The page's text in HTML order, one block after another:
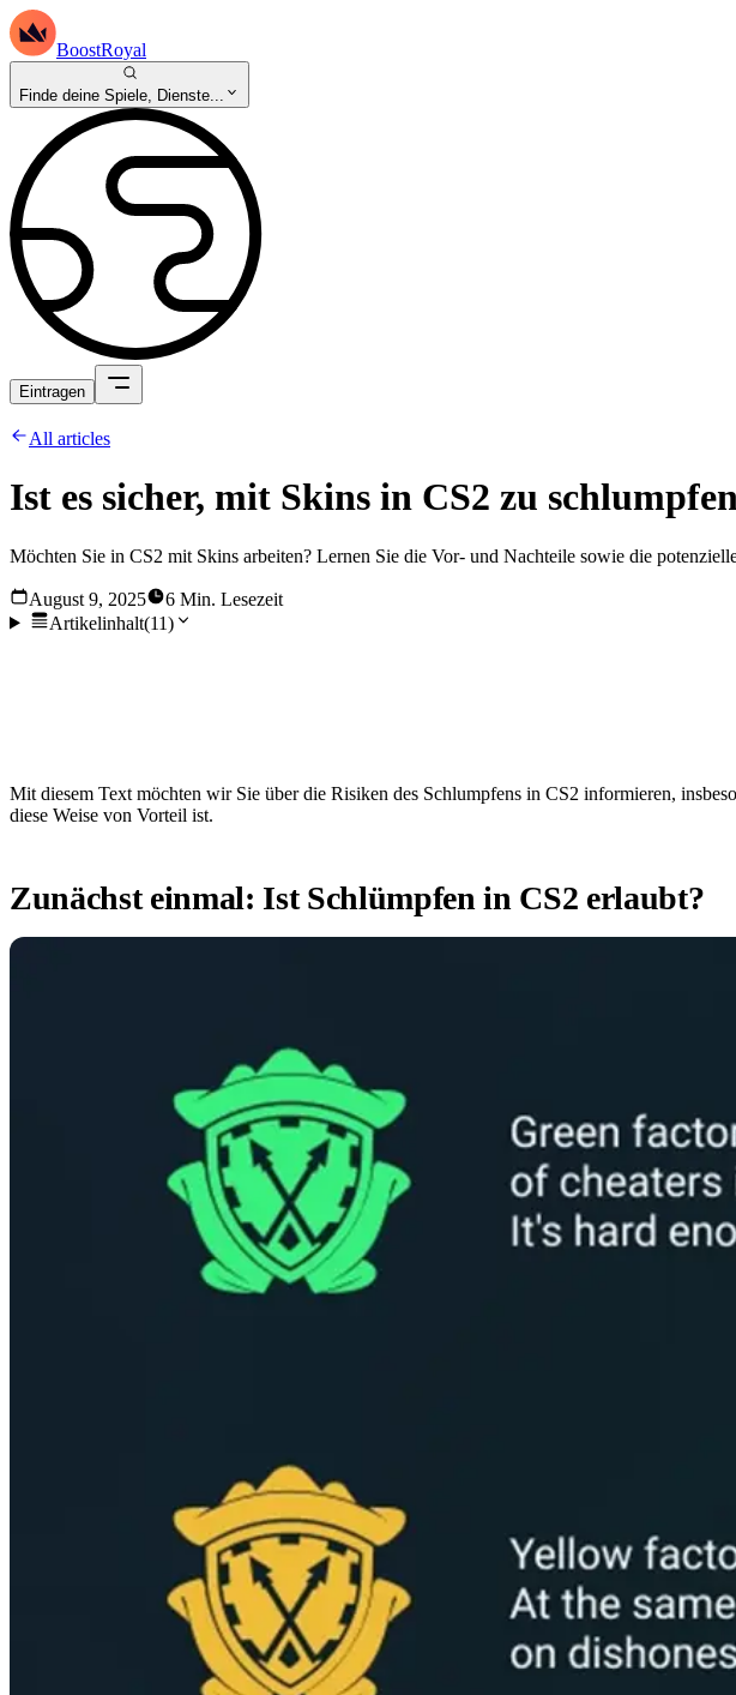
BoostRoyal
Finde deine Spiele, Dienste...
Eintragen
All articles
Ist es sicher, mit Skins in CS2 zu
Möchten Sie in CS2 mit Skins arbeiten? Lernen Sie die Vor- und Nachteile sowie die
August 9, 2025
6 Min. Lesezeit
Artikelinhalt(11)
Mit diesem Text möchten wir Sie über die Risiken des Schlumpfens in CS2 informieren,
diese Weise von Vorteil ist.
Zunächst einmal: Ist Schlümpfen in CS2 erlaubt?